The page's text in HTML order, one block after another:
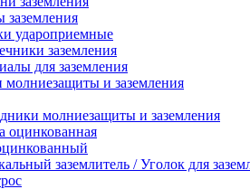
удароприемные
заземления
для заземления
и заземления
молниезащиты и заземления
оцинкованная
заземлитель / Уголок для